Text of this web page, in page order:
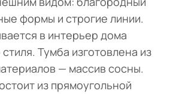
формы и строгие линии.
в интерьер дома
Тумба изготовлена из
— массив сосны.
из прямоугольной